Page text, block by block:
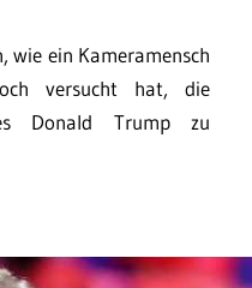
wie ein Kameramensch
versucht hat, die
Donald Trump zu